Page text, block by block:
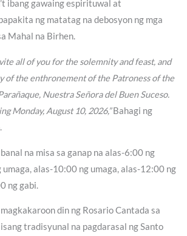
ibang gawaing espirituwal at
ng matatag na debosyon ng mga
Mahal na Birhen.
all of you for the solemnity and feast, and
of the enthronement of the Patroness of the
Nuestra Señora del Buen Suceso.
Monday, August 10, 2026,”Bahagi ng
na misa sa ganap na alas-6:00 ng
umaga, alas-10:00 ng umaga, alas-12:00 ng
ng gabi.
din ng Rosario Cantada sa
tradisyunal na pagdarasal ng Santo